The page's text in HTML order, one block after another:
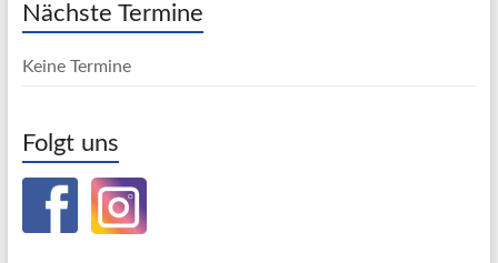
Nächste Termine
Keine Termine
Folgt uns